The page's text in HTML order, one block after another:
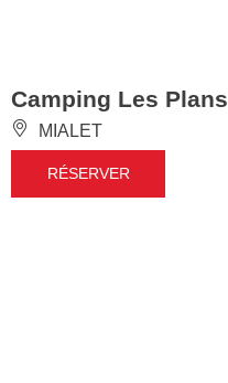
Camping Les Plans
MIALET
RÉSERVER